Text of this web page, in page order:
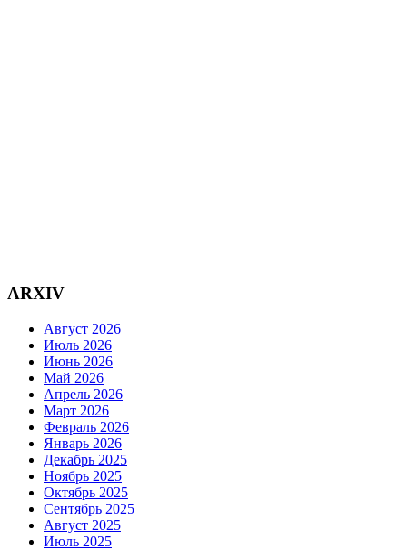
ARXIV
Август 2026
Июль 2026
Июнь 2026
Май 2026
Апрель 2026
Март 2026
Февраль 2026
Январь 2026
Декабрь 2025
Ноябрь 2025
Октябрь 2025
Сентябрь 2025
Август 2025
Июль 2025